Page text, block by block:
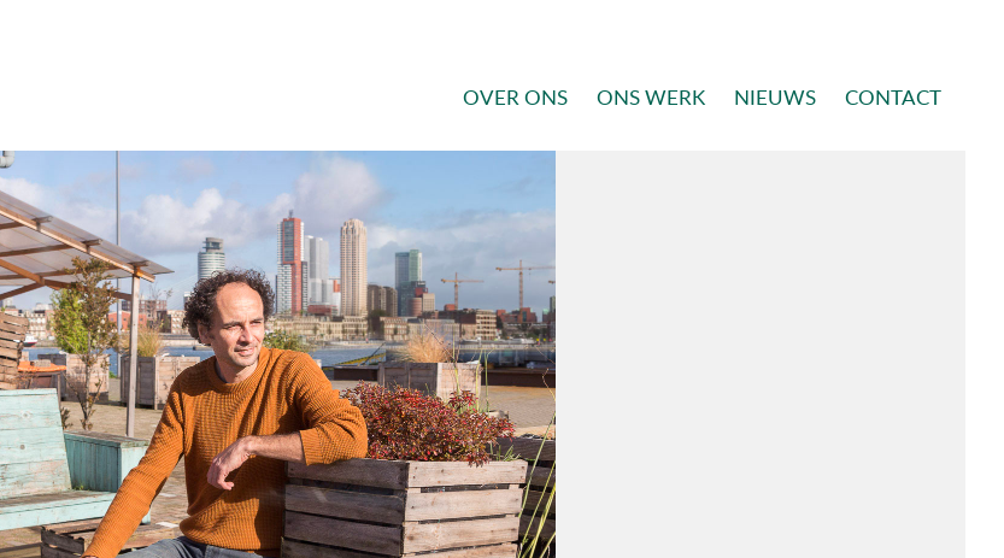
OVER ONS ONS WERK NIEUWS CONTACT